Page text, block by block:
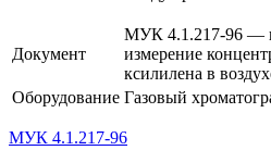
Документ
МУК 4.1.217-96 —
измерение
ксилилена в
Оборудование Газовый
МУК 4.1.217-96